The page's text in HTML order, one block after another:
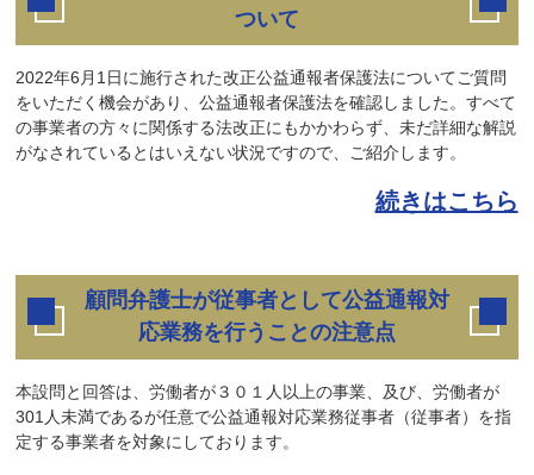
ついて
2022年6月1日に施行された改正公益通報者保護法についてご質問
をいただく機会があり、公益通報者保護法を確認しました。すべて
の事業者の方々に関係する法改正にもかかわらず、未だ詳細な解説
がなされているとはいえない状況ですので、ご紹介します。
続きはこちら
顧問弁護士が従事者として公益通報対
応業務を行うことの注意点
本設問と回答は、労働者が３０１人以上の事業、及び、労働者が
301人未満であるが任意で公益通報対応業務従事者（従事者）を指
定する事業者を対象にしております。